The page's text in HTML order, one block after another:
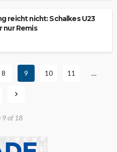
reicht nicht: Schalkes U23
nur Remis
8 9 10 11 …
9 of 18